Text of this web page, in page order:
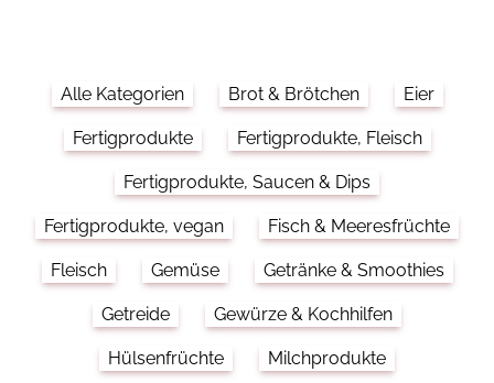
Alle Kategorien Brot & Brötchen Eier
Fertigprodukte Fertigprodukte, Fleisch
Fertigprodukte, Saucen & Dips
Fertigprodukte, vegan Fisch & Meeresfrüchte
Fleisch Gemüse Getränke & Smoothies
Getreide Gewürze & Kochhilfen
Hülsenfrüchte Milchprodukte